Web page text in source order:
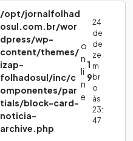
/opt/jornalfolhad
osul.com.br/wor
dpress/wp-
content/themes/
izap-
folhadosul/inc/c
omponentes/par
tials/block-card-
noticia-
archive.php
o
n
li
n
e
1
9
24
de
de
ze
m
br
o
às
23:
47